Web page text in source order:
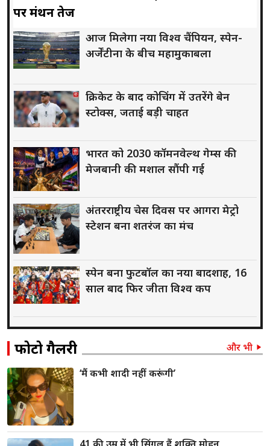
पर मंथन तेज
आज मिलेगा नया विश्व चैंपियन, स्पेन-
अर्जेंटीना के बीच महामुकाबला
क्रिकेट के बाद कोचिंग में उतरेंगे बेन
स्टोक्स, जताई बड़ी चाहत
भारत को 2030 कॉमनवेल्थ गेम्स की
मेजबानी की मशाल सौंपी गई
अंतरराष्ट्रीय चेस दिवस पर आगरा मेट्रो
स्टेशन बना शतरंज का मंच
स्पेन बना फुटबॉल का नया बादशाह, 16
साल बाद फिर जीता विश्व कप
फोटो गैलरी
और भी
‘मैं कभी शादी नहीं करूंगी’